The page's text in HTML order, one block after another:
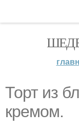
Торт из
кремом.